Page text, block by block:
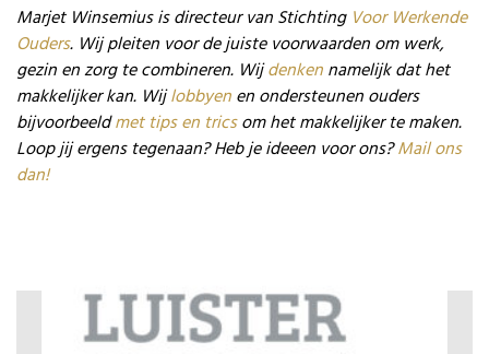
Marjet Winsemius is directeur van Stichting Voor Werkende
Ouders. Wij pleiten voor de juiste voorwaarden om werk,
gezin en zorg te combineren. Wijdenkennamelijk dat het
makkelijker kan. Wijlobbyenen ondersteunen ouders
bijvoorbeeldmet tips en tricsom het makkelijker te maken.
Loop jij ergens tegenaan? Heb je ideeen voor ons?Mail ons
dan!